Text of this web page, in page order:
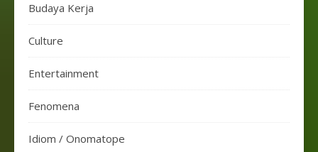
Budaya Kerja
Culture
Entertainment
Fenomena
Idiom / Onomatope